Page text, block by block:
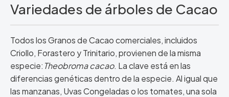
Variedades de árboles de Cacao
Todos los Granos de Cacao comerciales, incluidos
Criollo, Forastero y Trinitario, provienen de la misma
especie: Theobroma cacao. La clave está en las
diferencias genéticas dentro de la especie. Al igual que
las manzanas, Uvas Congeladas o los tomates, una sola